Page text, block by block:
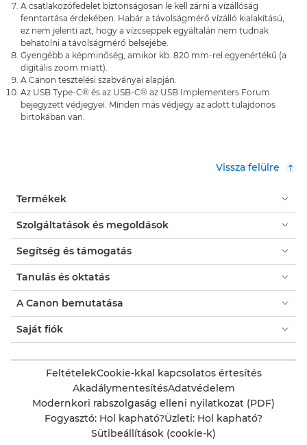
A csatlakozófedelet biztonságosan le kell zárni a vízállóság
fenntartása érdekében. Habár a távolságmérő vízálló kialakítású,
ez nem jelenti azt, hogy a vízcseppek egyáltalán nem tudnak
behatolni a távolságmérő belsejébe.
Gyengébb a képminőség, amikor kb. 820 mm-rel egyenértékű (a
digitális zoom miatt).
A Canon tesztelési szabványai alapján.
Az USB Type-C® és az USB-C® az USB Implementers Forum
bejegyzett védjegyei. Minden más védjegy az adott tulajdonos
birtokában van.
Vissza felülre
Termékek
Szolgáltatások és megoldások
Segítség és támogatás
Tanulás és oktatás
A Canon bemutatása
Saját fiók
FeltételekCookie-kkal kapcsolatos értesítés
AkadálymentesítésAdatvédelem
Modernkori rabszolgaság elleni nyilatkozat (PDF)
Fogyasztó: Hol kapható?Üzleti: Hol kapható?
Sütibeállítások (cookie-k)